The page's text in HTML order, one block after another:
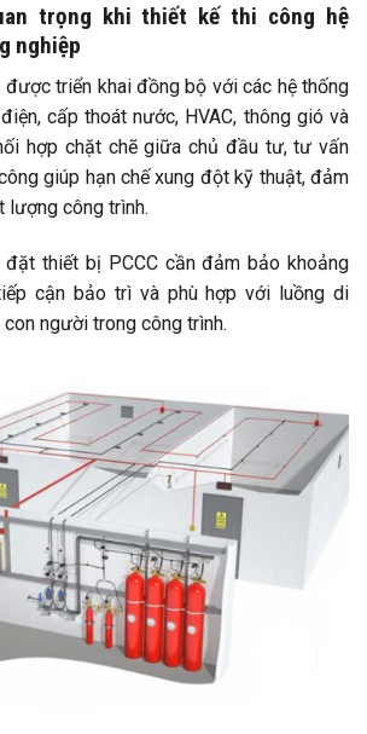
trọng khi thiết kế thi công hệ
nghiệp
được triển khai đồng bộ với các hệ thống
cấp thoát nước, HVAC, thông gió và
hợp chặt chẽ giữa chủ đầu tư, tư vấn
giúp hạn chế xung đột kỹ thuật, đảm
lượng công trình.
thiết bị PCCC cần đảm bảo khoảng
cận bảo trì và phù hợp với luồng di
người trong công trình.